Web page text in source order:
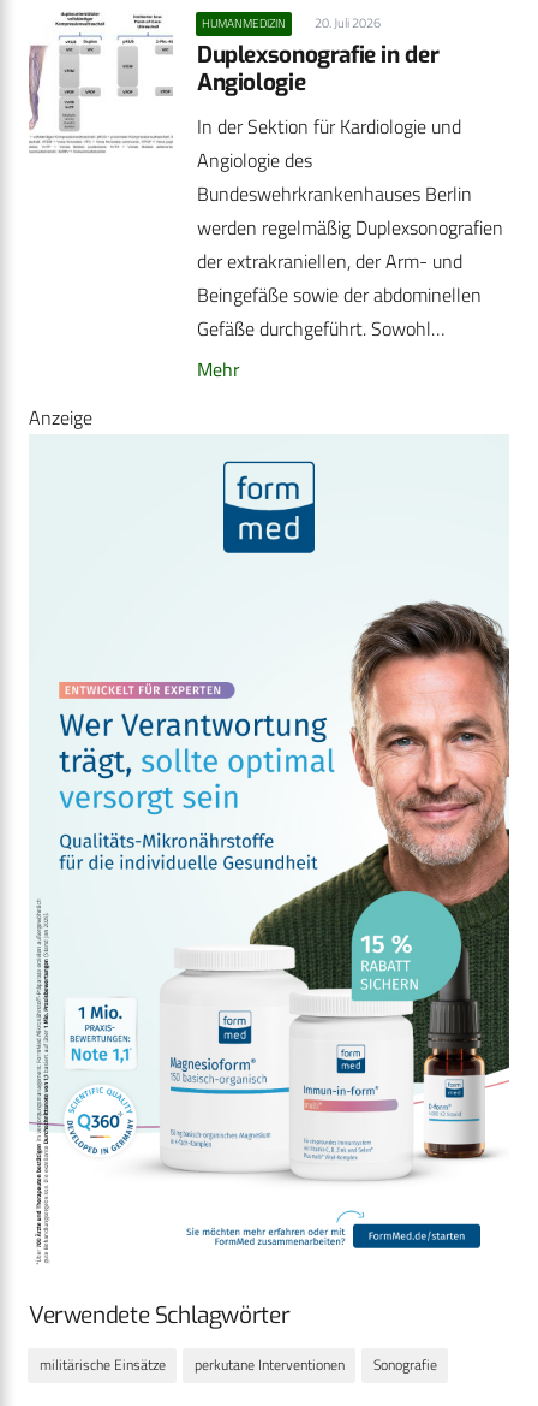
HUMANMEDIZIN 20. Juli 2026
Duplexsonografie in der
Angiologie
In der Sektion für Kardiologie und
Angiologie des
Bundeswehrkrankenhauses Berlin
werden regelmäßig Duplexsonografien
der extrakraniellen, der Arm- und
Beingefäße sowie der abdominellen
Gefäße durchgeführt. Sowohl…
Mehr
Anzeige
Verwendete Schlagwörter
militärische Einsätze perkutane Interventionen Sonografie